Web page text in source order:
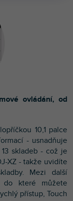
ovládání, od
10,1 palce
- usnadňuje
skladeb - což je
XZ - takže uvidíte
Mezi další
do které můžete
přístup, Touch